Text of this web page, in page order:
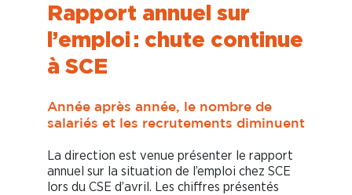
Rapport annuel sur
l’emploi : chute continue
à SCE
Année après année, le nombre de
salariés et les recrutements diminuent
La direction est venue présenter le rapport
annuel sur la situation de l’emploi chez SCE
lors du CSE d’avril. Les chiffres présentés